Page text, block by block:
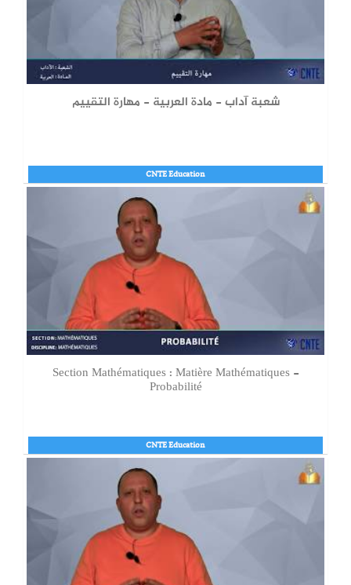
شعبة آداب - مادة العربية - مهارة التقييم
CNTE Education
Section Mathématiques : Matière Mathématiques -
Probabilité
CNTE Education